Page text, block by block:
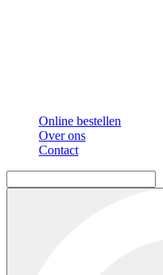
Online bestellen
Over ons
Contact